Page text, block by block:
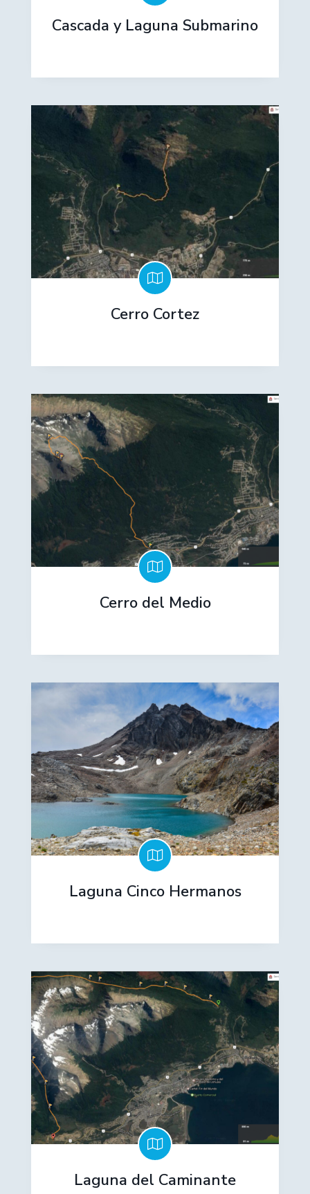
Cascada y Laguna Submarino
Cerro Cortez
Cerro del Medio
Laguna Cinco Hermanos
Laguna del Caminante